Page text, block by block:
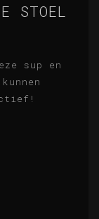
STOEL
sup en